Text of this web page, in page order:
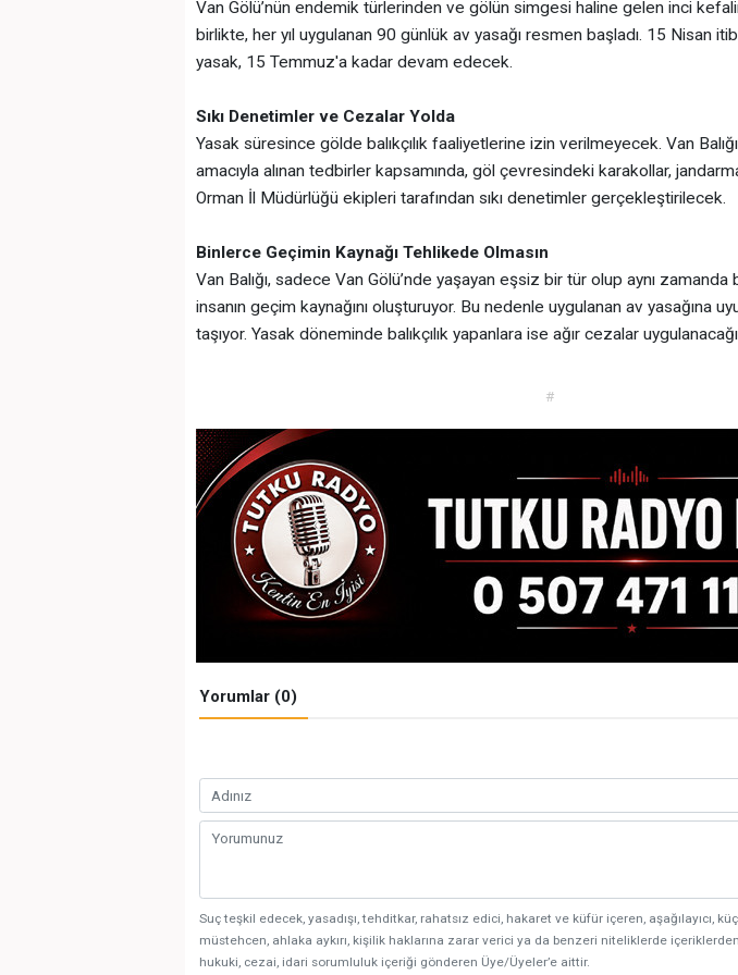
Van Gölü’nün endemik türlerinden ve gölün simgesi haline gelen inci
birlikte, her yıl uygulanan 90 günlük av yasağı resmen başladı. 15 Nisan
yasak, 15 Temmuz'a kadar devam edecek.
Sıkı Denetimler ve Cezalar Yolda
Yasak süresince gölde balıkçılık faaliyetlerine izin verilmeyecek. Van
amacıyla alınan tedbirler kapsamında, göl çevresindeki karakollar,
Orman İl Müdürlüğü ekipleri tarafından sıkı denetimler gerçekleştirilecek.
Binlerce Geçimin Kaynağı Tehlikede Olmasın
Van Balığı, sadece Van Gölü’nde yaşayan eşsiz bir tür olup aynı
insanın geçim kaynağını oluşturuyor. Bu nedenle uygulanan av yasağına
taşıyor. Yasak döneminde balıkçılık yapanlara ise ağır cezalar
#
Yorumlar (0)
Suç teşkil edecek, yasadışı, tehditkar, rahatsız edici, hakaret ve küfür içeren, aşağılayıcı,
müstehcen, ahlaka aykırı, kişilik haklarına zarar verici ya da benzeri niteliklerde
hukuki, cezai, idari sorumluluk içeriği gönderen Üye/Üyeler’e aittir.